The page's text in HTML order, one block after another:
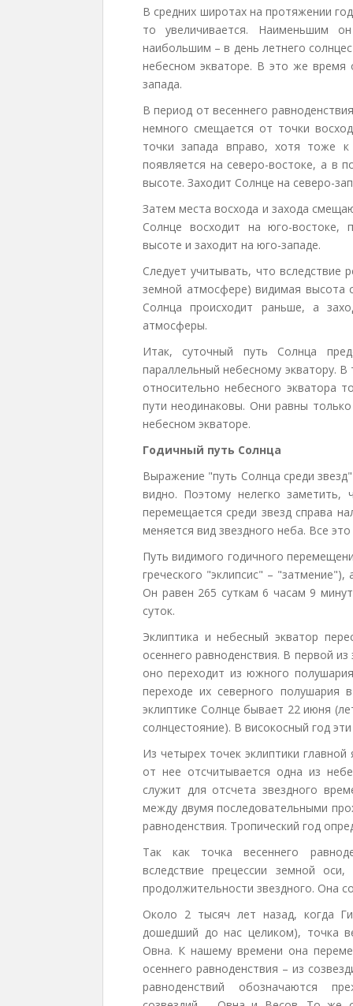
В средних широтах на протяжении
то увеличивается. Наименьшим
наибольшим – в день летнего
небесном экваторе. В это же время
запада.
В период от весеннего
немного смещается от точки
точки запада вправо, хотя тоже
появляется на северо-востоке, а в
высоте. Заходит Солнце на северо-
Затем места восхода и захода
Солнце восходит на юго-востоке,
высоте и заходит на юго-западе.
Следует учитывать, что вследствие
земной атмосфере) видимая высота
Солнца происходит раньше, а
атмосферы.
Итак, суточный путь Солнца
параллельный небесному экватору.
относительно небесного экватора
пути неодинаковы. Они равны
небесном экваторе.
Годичный путь Солнца
Выражение "путь Солнца среди
видно. Поэтому нелегко
перемещается среди звезд справа
меняется вид звездного неба. Все
Путь видимого годичного
греческого "эклипсис" –
Он равен 265 суткам 6 часам 9
суток.
Эклиптика и небесный экватор
осеннего равноденствия. В первой
оно переходит из южного
переходе их северного
эклиптике Солнце бывает 22 июня
солнцестояние). В високосный год
Из четырех точек эклиптики
от нее отсчитывается одна из
служит для отсчета звездного
между двумя последовательными
равноденствия. Тропический год
Так как точка весеннего
вследствие прецессии земной
продолжительности звездного. Она
Около 2 тысяч лет назад, когда
дошедший до нас целиком), точка
Овна. К нашему времени она
осеннего равноденствия – из
равноденствий обозначаются